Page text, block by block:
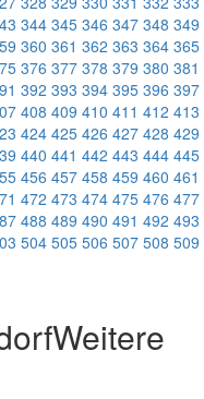
344 345 346 347 348 349
360 361 362 363 364 365
376 377 378 379 380 381
392 393 394 395 396 397
408 409 410 411 412 413
424 425 426 427 428 429
440 441 442 443 444 445
456 457 458 459 460 461
472 473 474 475 476 477
488 489 490 491 492 493
504 505 506 507 508 509
Weitere